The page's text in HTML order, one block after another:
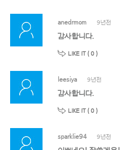
anedrmom 9년전
감사합니다.
LIKE IT ( 0 )
leesiya 9년전
감사합니다.
LIKE IT ( 0 )
sparklie94 9년전